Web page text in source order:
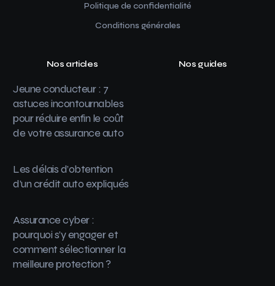
Politique de confidentialité
Conditions générales
Nos articles
Jeune conducteur : 7
astuces incontournables
pour réduire enfin le coût
de votre assurance auto
Les délais d’obtention
d’un crédit auto expliqués
Assurance cyber :
pourquoi s’y engager et
comment sélectionner la
meilleure protection ?
Nos guides